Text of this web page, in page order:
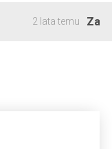
2 lata temu